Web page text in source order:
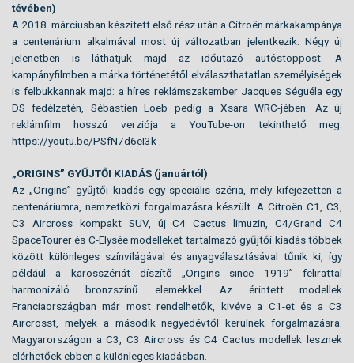
tévében)
A 2018. márciusban készített első rész után a Citroën márkakampánya
a centenárium alkalmával most új változatban jelentkezik. Négy új
jelenetben is láthatjuk majd az időutazó autóstoppost. A
kampányfilmben a márka történetétől elválaszthatatlan személyiségek
is felbukkannak majd: a híres reklámszakember Jacques Séguéla egy
DS fedélzetén, Sébastien Loeb pedig a Xsara WRC-jében. Az új
reklámfilm hosszú verziója a YouTube-on tekinthető meg:
https://youtu.be/PSfN7d6eI3k .
„ORIGINS” GYŰJTŐI KIADÁS (januártól)
Az „Origins” gyűjtői kiadás egy speciális széria, mely kifejezetten a
centenáriumra, nemzetközi forgalmazásra készült. A Citroën C1, C3,
C3 Aircross kompakt SUV, új C4 Cactus limuzin, C4/Grand C4
SpaceTourer és C-Elysée modelleket tartalmazó gyűjtői kiadás többek
között különleges színvilágával és anyagválasztásával tűnik ki, így
például a karosszériát díszítő „Origins since 1919” felirattal
harmonizáló bronzszínű elemekkel. Az érintett modellek
Franciaországban már most rendelhetők, kivéve a C1-et és a C3
Aircrosst, melyek a második negyedévtől kerülnek forgalmazásra.
Magyarországon a C3, C3 Aircross és C4 Cactus modellek lesznek
elérhetőek ebben a különleges kiadásban.